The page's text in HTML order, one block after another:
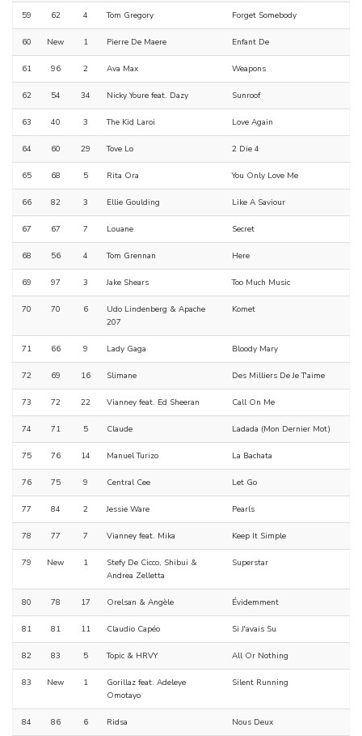
59 62 4 Tom Gregory Forget Somebody
60 New 1 Pierre De Maere Enfant De
61 96 2 Ava Max Weapons
62 54 34 Nicky Youre feat. Dazy Sunroof
63 40 3 The Kid Laroi Love Again
64 60 29 Tove Lo 2 Die 4
65 68 5 Rita Ora You Only Love Me
66 82 3 Ellie Goulding Like A Saviour
67 67 7 Louane Secret
68 56 4 Tom Grennan Here
69 97 3 Jake Shears Too Much Music
70 70 6
Udo Lindenberg & Apache
207
Komet
71 66 9 Lady Gaga Bloody Mary
72 69 16 Slimane Des Milliers De Je T'aime
73 72 22 Vianney feat. Ed Sheeran Call On Me
74 71 5 Claude Ladada (Mon Dernier Mot)
75 76 14 Manuel Turizo La Bachata
76 75 9 Central Cee Let Go
77 84 2 Jessie Ware Pearls
78 77 7 Vianney feat. Mika Keep It Simple
79 New 1
Stefy De Cicco, Shibui &
Andrea Zelletta
Superstar
80 78 17 Orelsan & Angèle Évidemment
81 81 11 Claudio Capéo Si J'avais Su
82 83 5 Topic & HRVY All Or Nothing
83 New 1
Gorillaz feat. Adeleye
Omotayo
Silent Running
84 86 6 Ridsa Nous Deux